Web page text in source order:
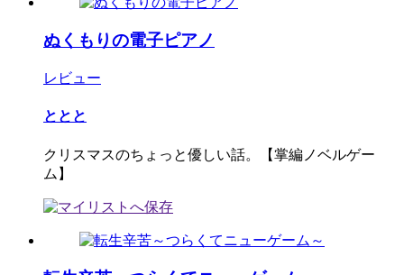
ぬくもりの電子ピアノ
レビュー
ととと
クリスマスのちょっと優しい話。【掌編ノベルゲー
ム】